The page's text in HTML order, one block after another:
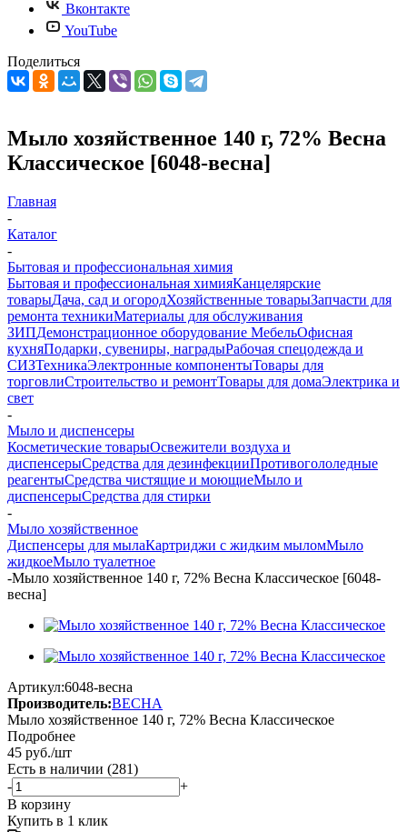
Вконтакте
YouTube
Поделиться
Мыло хозяйственное 140 г, 72% Весна
Классическое [6048-весна]
Главная
-
Каталог
-
Бытовая и профессиональная химия
Бытовая и профессиональная химияКанцелярские
товарыДача, сад и огородХозяйственные товарыЗапчасти для
ремонта техникиМатериалы для обслуживания
ЗИПДемонстрационное оборудование МебельОфисная
кухняПодарки, сувениры, наградыРабочая спецодежда и
СИЗТехникаЭлектронные компонентыТовары для
торговлиСтроительство и ремонтТовары для домаЭлектрика и
свет
-
Мыло и диспенсеры
Косметические товарыОсвежители воздуха и
диспенсерыСредства для дезинфекцииПротивогололедные
реагентыСредства чистящие и моющиеМыло и
диспенсерыСредства для стирки
-
Мыло хозяйственное
Диспенсеры для мылаКартриджи с жидким мыломМыло
жидкоеМыло туалетное
-Мыло хозяйственное 140 г, 72% Весна Классическое [6048-
весна]
Артикул:6048-весна
Производитель:ВЕСНА
Мыло хозяйственное 140 г, 72% Весна Классическое
Подробнее
45 руб./шт
Есть в наличии (281)
-
+
В корзину
Купить в 1 клик